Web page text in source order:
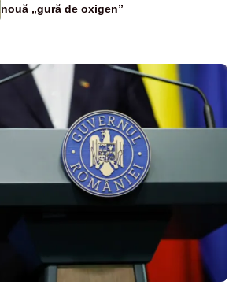
nouă „gură de oxigen”